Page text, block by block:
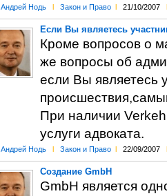
Андрей Нодь l Закон и Право l 21/10/2007 l
Если Вы являетесь
Кроме вопросов о
же вопросы об
если Вы являетесь
При наличии
услуги адвоката.
Андрей Нодь l Закон и Право l 22/09/2007 l
Создание GmbH
GmbH является